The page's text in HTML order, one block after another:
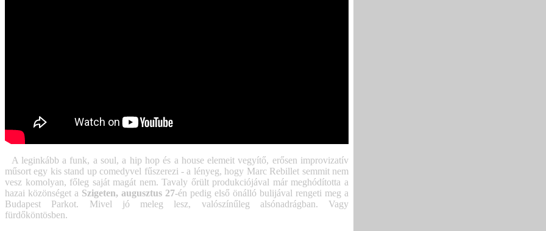
A leginkább a funk, a soul, a hip hop és a house elemeit vegyítő, erősen improvizatív
műsort egy kis stand up comedyvel fűszerezi - a lényeg, hogy Marc Rebillet semmit nem
vesz komolyan, főleg saját magát nem. Tavaly őrült produkciójával már meghódította a
hazai közönséget a Szigeten, augusztus 27-én pedig első önálló bulijával rengeti meg a
Budapest Parkot. Mivel jó meleg lesz, valószínűleg alsónadrágban. Vagy
fürdőköntösben.